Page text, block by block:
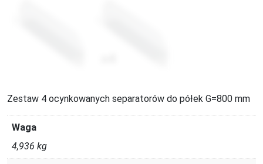
Zestaw 4 ocynkowanych separatorów do półek G=800 mm
Waga
4,936 kg